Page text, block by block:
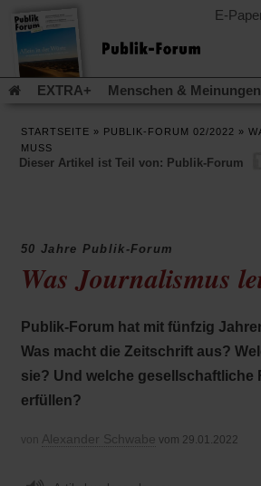
E-
EXTRA+ Menschen & Meinungen
Aufstehen & Handeln
EXTRA
Edition Dossier
Urlaub und Nichtstun
in
einem
neuen
Gleichberechtigung
Künstliche
Krieg und Frieden(Öffnet
einem
Tab)
Gott neu denken
Flucht und Migration
Video-Podcast
Podcast »Veranstaltungen«
STARTSEITE » PUBLIK-FORUM 02/2022 »
MUSS
Dieser Artikel ist Teil von: Publik-Forum
50 Jahre Publik-Forum
Was Journalismus
Publik-Forum hat mit fünfzig
Was macht die Zeitschrift aus?
sie? Und welche gesellschaftliche
erfüllen?
von Alexander Schwabe vom 29.01.2022